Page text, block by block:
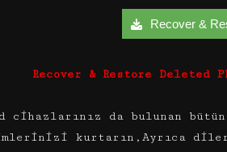
Recover &
Recover & Restore
cihazlarınız da bulunan
kurtarın,Ayrıca